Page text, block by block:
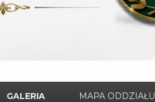
GALERIA MAPA ODDZIAŁU